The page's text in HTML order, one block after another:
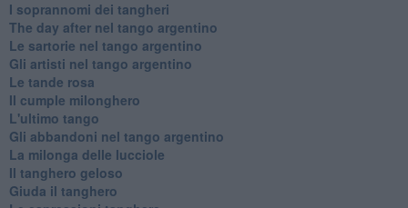
I soprannomi dei tangheri
The day after nel tango argentino
Le sartorie nel tango argentino
Gli artisti nel tango argentino
Le tande rosa
Il cumple milonghero
L'ultimo tango
Gli abbandoni nel tango argentino
La milonga delle lucciole
Il tanghero geloso
Giuda il tanghero